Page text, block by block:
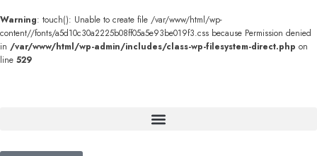
Warning: touch(): Unable to create file /var/www/html/wp-
content//fonts/a5d10c30a2225b08ff05a5e93be019f3.css because Permission denied
in /var/www/html/wp-admin/includes/class-wp-filesystem-direct.php on
line 529